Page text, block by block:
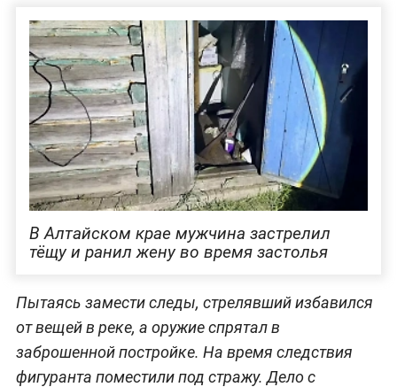
В Алтайском крае мужчина застрелил
тёщу и ранил жену во время застолья
Пытаясь замести следы, стрелявший избавился
от вещей в реке, а оружие спрятал в
заброшенной постройке. На время следствия
фигуранта поместили под стражу. Дело с